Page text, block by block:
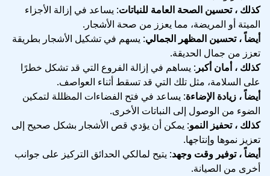
كذلك ، تحسين الصحة العامة للنباتات: يساعد في إزالة الأجزاء
الميتة أو المريضة، مما يعزز من صحة الأشجار.
أيضاً ، تحسين المظهر الجمالي: يسهم في تشكيل الأشجار بطريقة
تعزز من جمال الحديقة.
كذلك ، أمان أكبر: يساهم في إزالة الفروع التي قد تشكل خطرًا
على السلامة، مثل تلك التي قد تسقط أثناء العواصف.
أيضاً ، زيادة الإضاءة: يساعد في فتح الفضاءات المظللة لتمكين
الضوء من الوصول إلى النباتات الأخرى.
كذلك ، تحفيز النمو: يمكن أن يؤدي قص الأشجار بشكل صحيح إلى
تعزيز نموها وإنتاجها.
أيضاً ، توفير وقت وجهد: يتيح لمالكي الحدائق التركيز على جوانب
أخرى من الصيانة.